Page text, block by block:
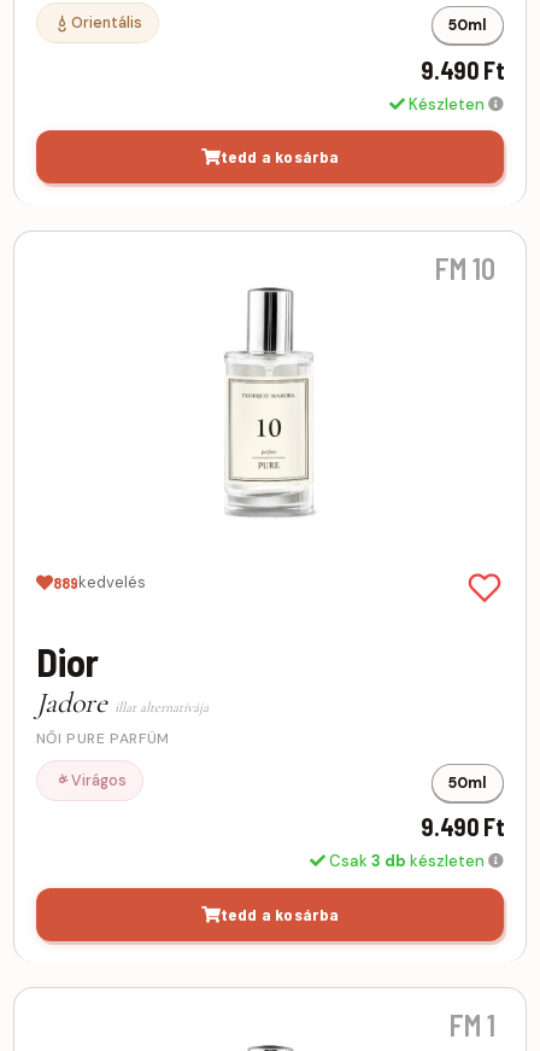
Orientális 50ml
9.490 Ft
Készleten
tedd a kosárba
FM 10
889kedvelés
Dior
Jadore illat alternatívája
NŐI PURE PARFÜM
Virágos 50ml
9.490 Ft
Csak3 db készleten
tedd a kosárba
FM 1